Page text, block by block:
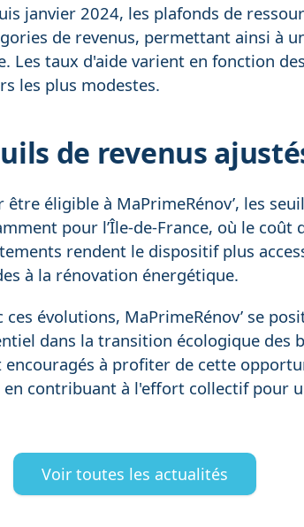
janvier 2024, les plafonds de
de revenus, permettant ainsi à
Les taux d'aide varient en fonction
les plus modestes.
de revenus
être éligible à MaPrimeRénov’, les
pour l’Île-de-France, où le coût
rendent le dispositif plus
à la rénovation énergétique.
ces évolutions, MaPrimeRénov’ se
dans la transition écologique des
encouragés à profiter de cette
contribuant à l'effort collectif pour
Voir toutes les actualités